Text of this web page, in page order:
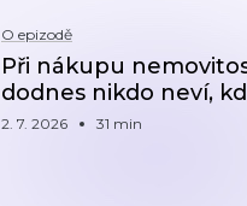
O epizodě
Při nákupu
dodnes nikdo neví,
2. 7. 2026 31 min